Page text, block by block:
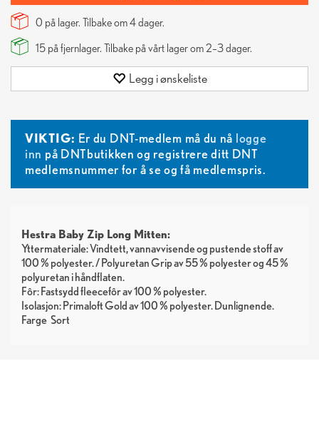
0 på lager. Tilbake om4dager.
15 på fjernlager. Tilbake på vårt lager om 2–3 dager.
Legg i ønskeliste
VIKTIG: Er du DNT-medlem må du nå logge
inn på DNTbutikken og registrere ditt DNT
medlemsnummer for å se og få medlemspris.
Hestra Baby Zip Long Mitten:
Yttermateriale: Vindtett, vannavvisende og pustende stoff av
100 % polyester. / Polyuretan Grip av 55 % polyester og 45 %
polyuretan i håndflaten.
Fôr: Fastsydd fleecefôr av 100 % polyester.
Isolasjon: Primaloft Gold av 100 % polyester. Dunlignende.
Farge Sort